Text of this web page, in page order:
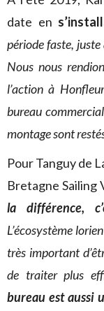
date en
période faste,
Nous nous
l’action à
bureau
montage sont
Pour Tanguy de
Bretagne Sailing
la différence,
L’écosystème
très important
de traiter plus
bureau est aussi